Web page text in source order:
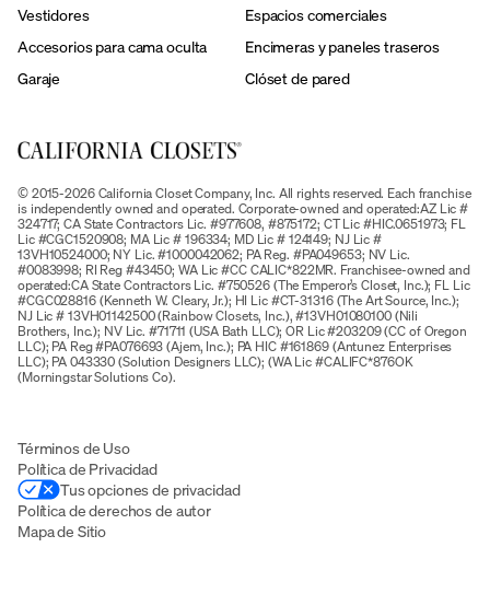
Vestidores
Espacios comerciales
Accesorios para cama oculta
Encimeras y paneles traseros
Garaje
Clóset de pared
© 2015-2026 California Closet Company, Inc. All rights reserved. Each franchise
is independently owned and operated. Corporate-owned and operated:AZ Lic #
324717; CA State Contractors Lic. #977608, #875172; CT Lic #HIC.0651973; FL
Lic #CGC1520908; MA Lic # 196334; MD Lic # 124149; NJ Lic #
13VH10524000; NY Lic. #1000042062; PA Reg. #PA049653; NV Lic.
#0083998; RI Reg #43450; WA Lic #CC CALIC*822MR. Franchisee-owned and
operated:CA State Contractors Lic. #750526 (The Emperor’s Closet, Inc.); FL Lic
#CGC028816 (Kenneth W. Cleary, Jr.); HI Lic #CT-31316 (The Art Source, Inc.);
NJ Lic # 13VH01142500 (Rainbow Closets, Inc.), #13VH01080100 (Nili
Brothers, Inc.); NV Lic. #71711 (USA Bath LLC); OR Lic #203209 (CC of Oregon
LLC); PA Reg #PA076693 (Ajem, Inc.); PA HIC #161869 (Antunez Enterprises
LLC); PA 043330 (Solution Designers LLC); (WA Lic #CALIFC*876OK
(Morningstar Solutions Co).
Términos de Uso
Política de Privacidad
Tus opciones de privacidad
Política de derechos de autor
Mapa de Sitio